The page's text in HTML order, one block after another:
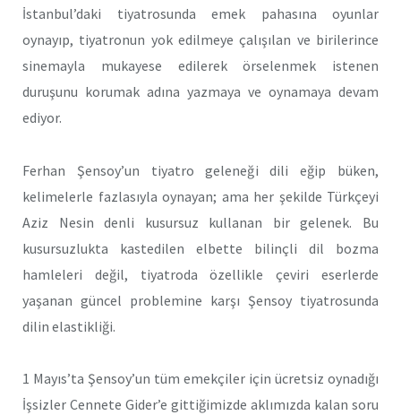
İstanbul’daki tiyatrosunda emek pahasına oyunlar
oynayıp, tiyatronun yok edilmeye çalışılan ve birilerince
sinemayla mukayese edilerek örselenmek istenen
duruşunu korumak adına yazmaya ve oynamaya devam
ediyor.
Ferhan Şensoy’un tiyatro geleneği dili eğip büken,
kelimelerle fazlasıyla oynayan; ama her şekilde Türkçeyi
Aziz Nesin denli kusursuz kullanan bir gelenek. Bu
kusursuzlukta kastedilen elbette bilinçli dil bozma
hamleleri değil, tiyatroda özellikle çeviri eserlerde
yaşanan güncel problemine karşı Şensoy tiyatrosunda
dilin elastikliği.
1 Mayıs’ta Şensoy’un tüm emekçiler için ücretsiz oynadığı
İşsizler Cennete Gider’e gittiğimizde aklımızda kalan soru